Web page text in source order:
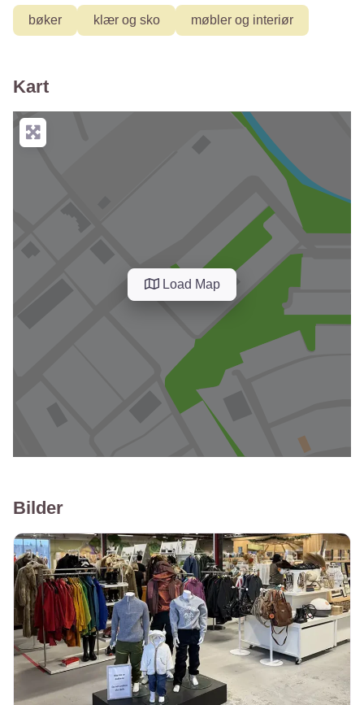
bøker klær og sko møbler og interiør
Kart
Load Map
Bilder